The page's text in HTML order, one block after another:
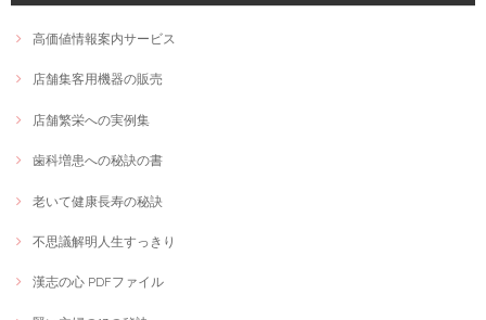
高価値情報案内サービス
店舗集客用機器の販売
店舗繁栄への実例集
歯科増患への秘訣の書
老いて健康長寿の秘訣
不思議解明人生すっきり
漢志の心 PDFファイル